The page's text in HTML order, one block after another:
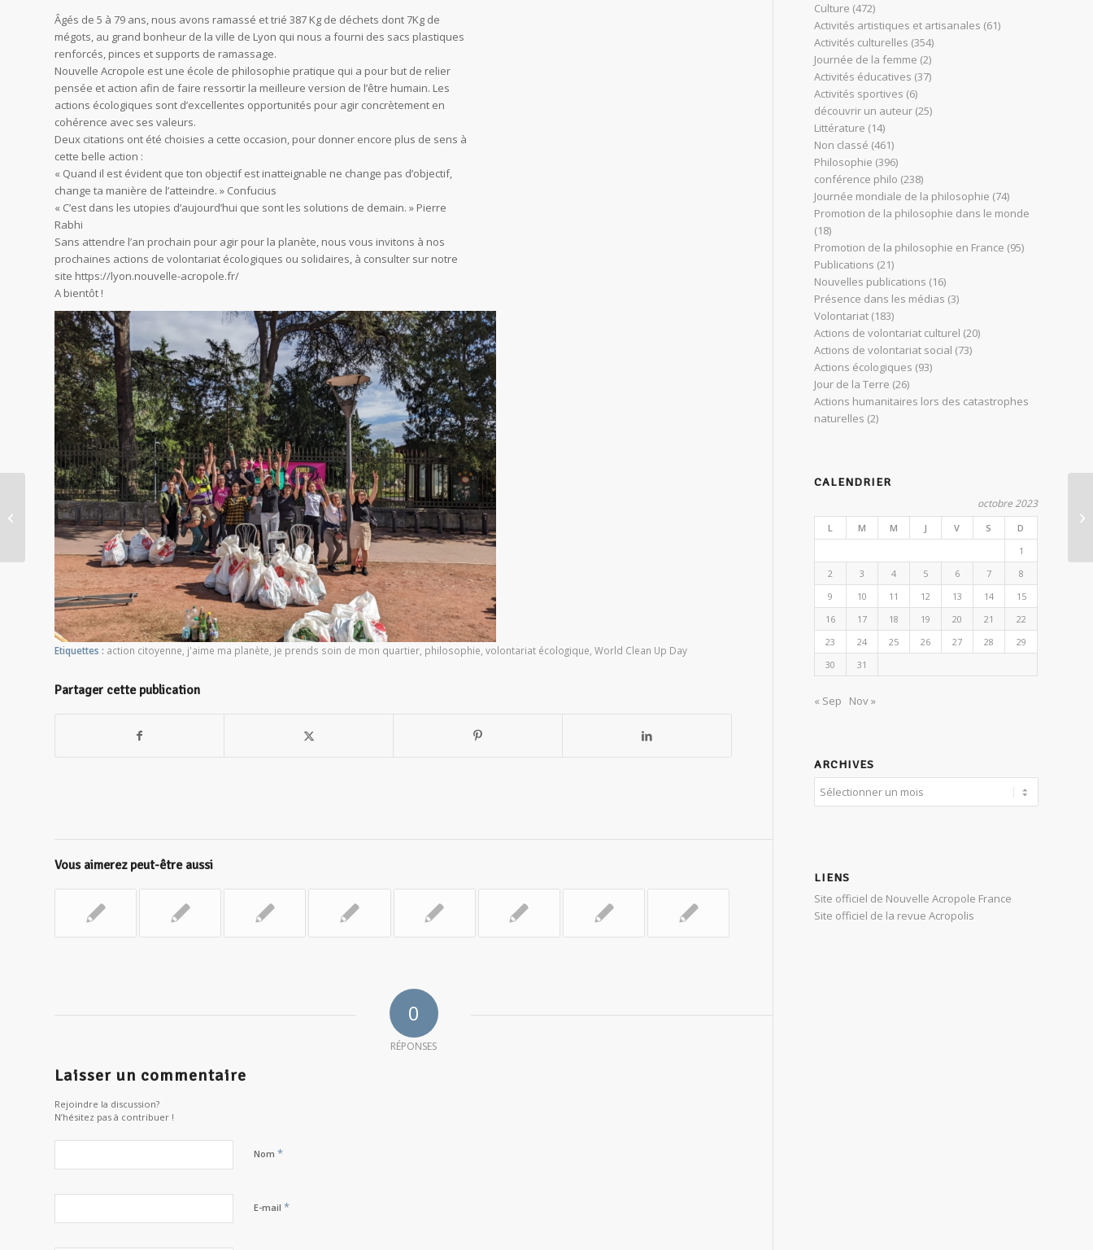
Âgés de 5 à 79 ans, nous avons ramassé et trié 387 Kg de déchets dont 7Kg de
mégots, au grand bonheur de la ville de Lyon qui nous a fourni des sacs plastiques
renforcés, pinces et supports de ramassage.
Nouvelle Acropole est une école de philosophie pratique qui a pour but de relier
pensée et action afin de faire ressortir la meilleure version de l’être humain. Les
actions écologiques sont d’excellentes opportunités pour agir concrètement en
cohérence avec ses valeurs.
Deux citations ont été choisies a cette occasion, pour donner encore plus de sens à
cette belle action :
« Quand il est évident que ton objectif est inatteignable ne change pas d’objectif,
change ta manière de l’atteindre. » Confucius
« C’est dans les utopies d’aujourd’hui que sont les solutions de demain. » Pierre
Rabhi
Sans attendre l’an prochain pour agir pour la planète, nous vous invitons à nos
prochaines actions de volontariat écologiques ou solidaires, à consulter sur notre
site https://lyon.nouvelle-acropole.fr/
A bientôt !
Etiquettes : action citoyenne j'aime ma planète je prends soin de mon quartier philosophie volontariat écologique World Clean Up Day
Partager cette publication
Vous aimerez peut-être aussi
0
RÉPONSES
Laisser un commentaire
Rejoindre la discussion?
N’hésitez pas à contribuer !
Nom *
E-mail *
Culture (472)
Activités artistiques et artisanales (61)
Activités culturelles (354)
Journée de la femme (2)
Activités éducatives (37)
Activités sportives (6)
découvrir un auteur (25)
Littérature (14)
Non classé (461)
Philosophie (396)
conférence philo (238)
Journée mondiale de la philosophie (74)
Promotion de la philosophie dans le monde
(18)
Promotion de la philosophie en France (95)
Publications (21)
Nouvelles publications (16)
Présence dans les médias (3)
Volontariat (183)
Actions de volontariat culturel (20)
Actions de volontariat social (73)
Actions écologiques (93)
Jour de la Terre (26)
Actions humanitaires lors des catastrophes
naturelles (2)
CALENDRIER
octobre 2023
L M M J V S
D
1
2
3 4 5 6 7
8
9
10 11 12 13 14
15
16
17 18 19 20 21
22
23
24 25 26 27 28
29
30
31
« Sep Nov »
ARCHIVES
LIENS
Site officiel de Nouvelle Acropole France
Site officiel de la revue Acropolis
[Conférence] L’aventure d’être soi